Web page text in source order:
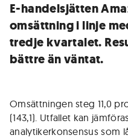
E-handelsjätten
omsättning i linje
tredje kvartalet.
bättre än väntat.
Omsättningen steg 11,0
(143,1). Utfallet kan
analytikerkonsensus som